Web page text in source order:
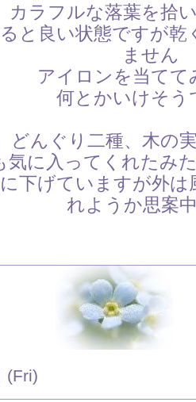
カラフルな落葉を拾
と良い状態ですが
ません
アイロンを当てて
何とかいけそう
どんぐり二種、木の
気に入ってくれたみ
下げていますが外
れようか思案
(Fri)